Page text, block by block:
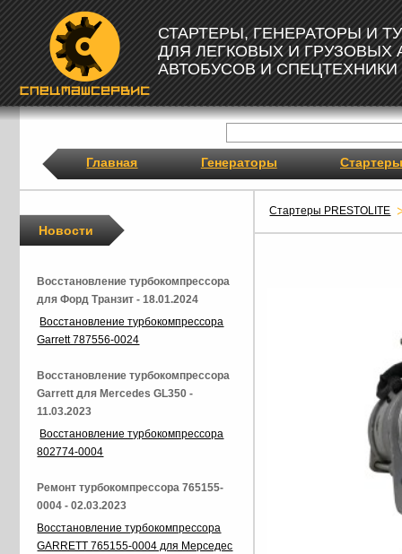
СТАРТЕРЫ, ГЕНЕРАТОРЫ И
ДЛЯ ЛЕГКОВЫХ И ГРУЗОВЫХ
АВТОБУСОВ И СПЕЦТЕХНИКИ
Главная Генераторы Стартеры
Стартеры PRESTOLITE
Новости
Восстановление турбокомпрессора
для Форд Транзит - 18.01.2024
Восстановление турбокомпрессора
Garrett 787556-0024
Восстановление турбокомпрессора
Garrett для Mercedes GL350 -
11.03.2023
Восстановление турбокомпрессора
802774-0004
Ремонт турбокомпрессора 765155-
0004 - 02.03.2023
Восстановление турбокомпрессора
GARRETT 765155-0004 для Мерседес